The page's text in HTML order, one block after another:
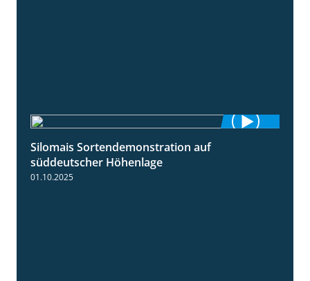
Silomais Sortendemonstration auf
süddeutscher Höhenlage
01.10.2025